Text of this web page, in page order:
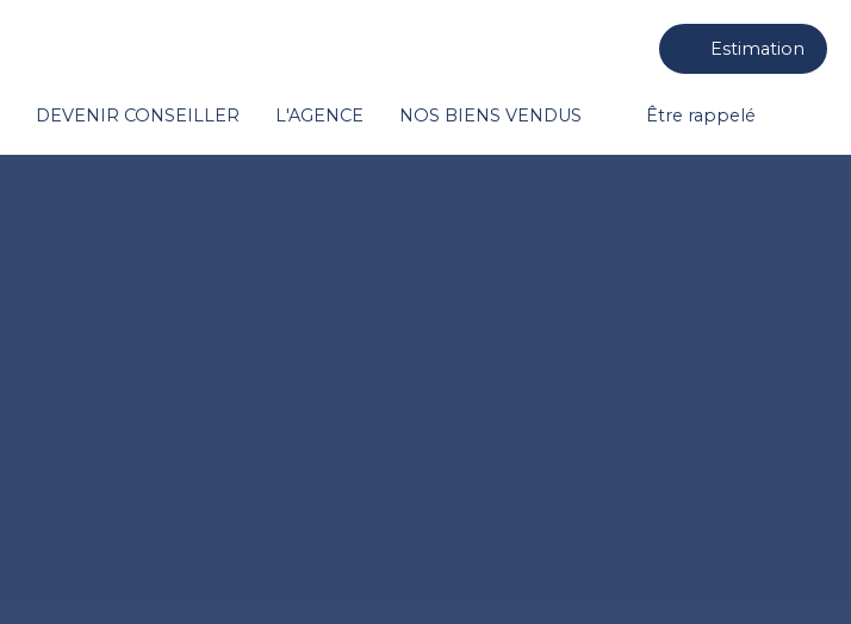
Estimation
DEVENIR CONSEILLER L'AGENCE NOS BIENS VENDUS Être rappelé